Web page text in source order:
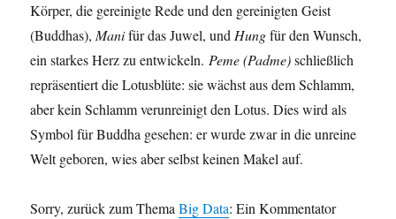
Körper, die gereinigte Rede und den gereinigten Geist
(Buddhas), Manifür das Juwel, und Hungfür den Wunsch,
ein starkes Herz zu entwickeln. Peme (Padme)schließlich
repräsentiert die Lotusblüte: sie wächst aus dem Schlamm,
aber kein Schlamm verunreinigt den Lotus. Dies wird als
Symbol für Buddha gesehen: er wurde zwar in die unreine
Welt geboren, wies aber selbst keinen Makel auf.
Sorry, zurück zum ThemaBig Data: Ein Kommentator